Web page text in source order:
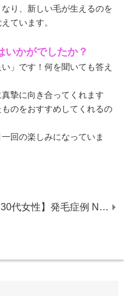
り、新しい毛が生えるのを
ています。
かがでしたか？
」です！何を聞いても答え
摯に向き合ってくれます
のをおすすめしてくれるの
回の楽しみになっていま
【30代女性】発毛症例 No.19